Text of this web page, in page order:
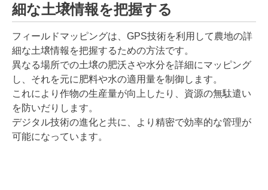
細な土壌情報を把握する
フィールドマッピングは、GPS技術を利用して農地の詳
細な土壌情報を把握するための方法です。
異なる場所での土壌の肥沃さや水分を詳細にマッピング
し、それを元に肥料や水の適用量を制御します。
これにより作物の生産量が向上したり、資源の無駄遣い
を防いだりします。
デジタル技術の進化と共に、より精密で効率的な管理が
可能になっています。